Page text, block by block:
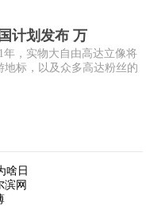
计划发布 万
年，实物大自由高达立像将
标，以及众多高达粉丝的